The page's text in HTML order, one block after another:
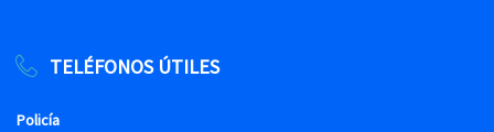
TELÉFONOS ÚTILES
Policía